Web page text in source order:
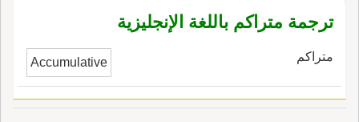
ترجمة متراكم باللغة الإنجليزية
متراكم Accumulative